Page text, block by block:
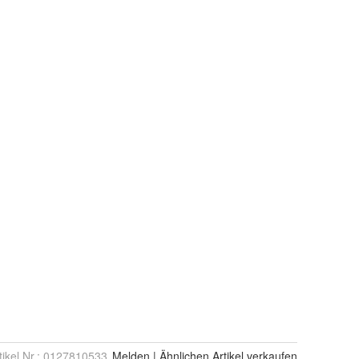
Nr.: 0127810533 Melden | Ähnlichen Artikel verkaufen